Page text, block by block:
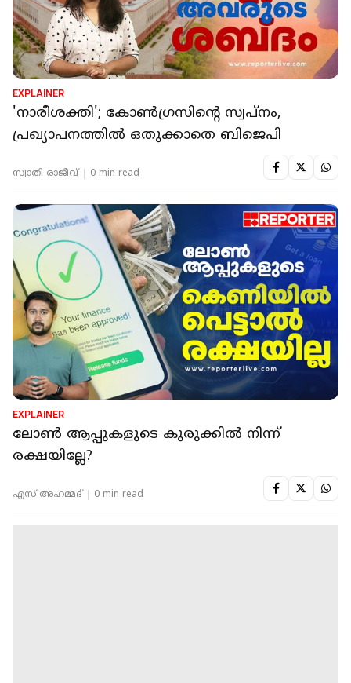
EXPLAINER
'നാരീശക്തി'; കോൺഗ്രസിന്റെ സ്വപ്നം,
പ്രഖ്യാപനത്തിൽ ഒതുക്കാതെ ബിജെപി
സ്വാതി രാജീവ് 0 min read
EXPLAINER
ലോൺ ആപ്പുകളുടെ കുരുക്കിൽ നിന്ന്
രക്ഷയില്ലേ?
എസ് അഹമ്മദ് 0 min read